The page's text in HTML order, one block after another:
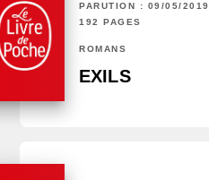
PARUTION : 09/05/2019
192 PAGES
ROMANS
EXILS